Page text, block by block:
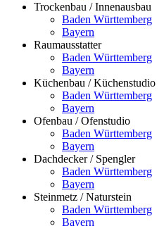
Trockenbau / Innenausbau
Baden Württemberg
Bayern
Raumausstatter
Baden Württemberg
Bayern
Küchenbau / Küchenstudio
Baden Württemberg
Bayern
Ofenbau / Ofenstudio
Baden Württemberg
Bayern
Dachdecker / Spengler
Baden Württemberg
Bayern
Steinmetz / Naturstein
Baden Württemberg
Bayern